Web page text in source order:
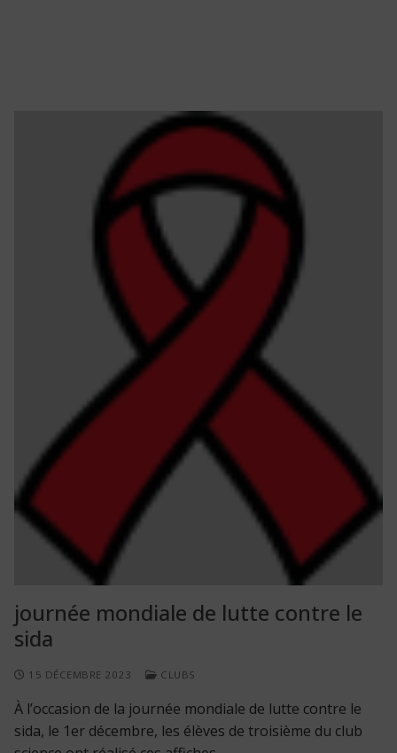
journée mondiale de lutte contre le
sida
15 DÉCEMBRE 2023 CLUBS
À l’occasion de la journée mondiale de lutte contre le
sida, le 1er décembre, les élèves de troisième du club